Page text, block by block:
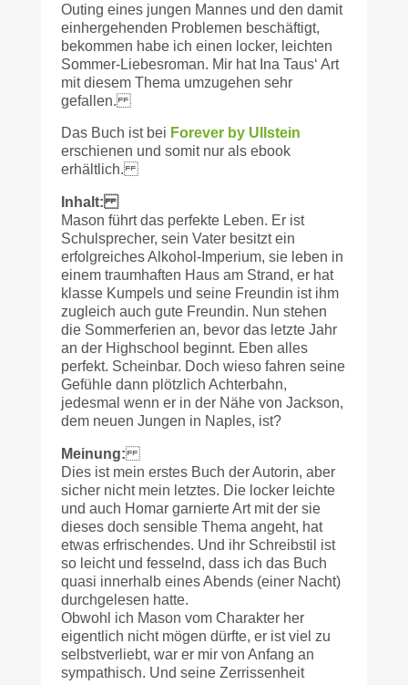
Outing eines jungen Mannes und den damit
einhergehenden Problemen beschäftigt,
bekommen habe ich einen locker, leichten
Sommer-Liebesroman. Mir hat Ina Taus‘ Art
mit diesem Thema umzugehen sehr
gefallen.
Das Buch ist bei Forever by Ullstein
erschienen und somit nur als ebook
erhältlich.
Inhalt:
Mason führt das perfekte Leben. Er ist
Schulsprecher, sein Vater besitzt ein
erfolgreiches Alkohol-Imperium, sie leben in
einem traumhaften Haus am Strand, er hat
klasse Kumpels und seine Freundin ist ihm
zugleich auch gute Freundin. Nun stehen
die Sommerferien an, bevor das letzte Jahr
an der Highschool beginnt. Eben alles
perfekt. Scheinbar. Doch wieso fahren seine
Gefühle dann plötzlich Achterbahn,
jedesmal wenn er in der Nähe von Jackson,
dem neuen Jungen in Naples, ist?
Meinung:
Dies ist mein erstes Buch der Autorin, aber
sicher nicht mein letztes. Die locker leichte
und auch Homar garnierte Art mit der sie
dieses doch sensible Thema angeht, hat
etwas erfrischendes. Und ihr Schreibstil ist
so leicht und fesselnd, dass ich das Buch
quasi innerhalb eines Abends (einer Nacht)
durchgelesen hatte.
Obwohl ich Mason vom Charakter her
eigentlich nicht mögen dürfte, er ist viel zu
selbstverliebt, war er mir von Anfang an
sympathisch. Und seine Zerrissenheit